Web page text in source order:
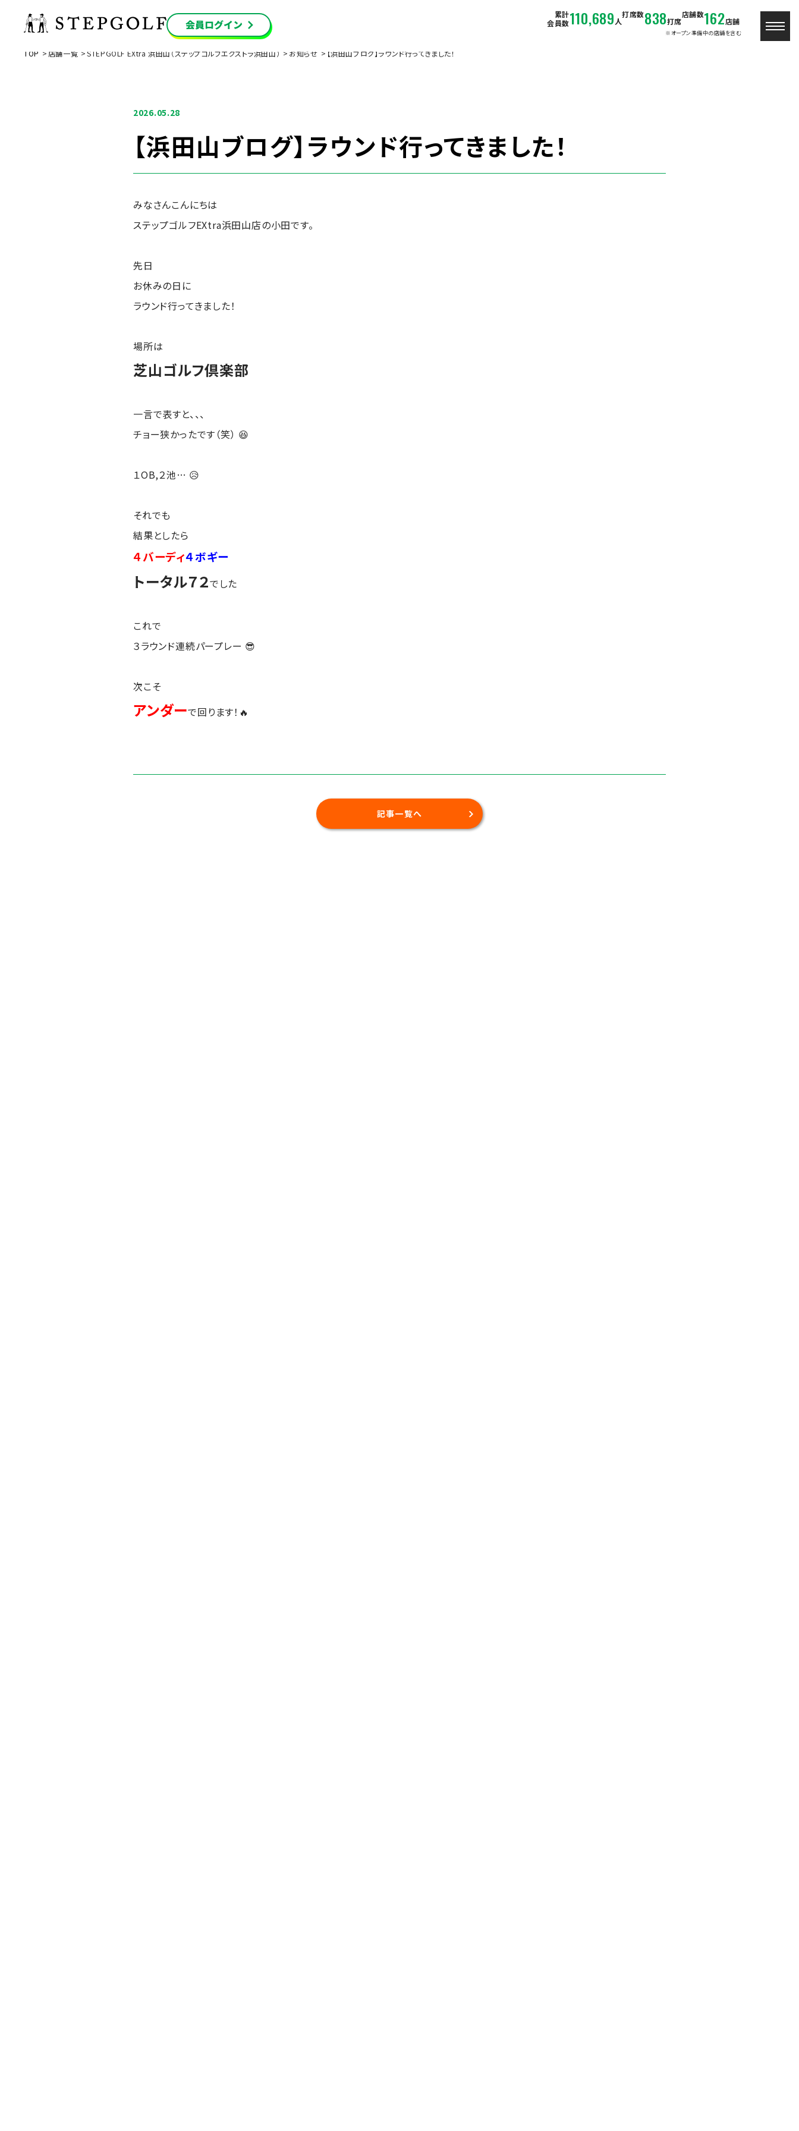
累計
会員数110,689 人
打席数838打席
店舗数162店舗
※オープン準備中の店舗を含む
TOP 店舗一覧 STEPGOLF EXtra 浜田山（ステップゴルフエクストラ浜田山） お知らせ 【浜田山ブログ】ラウンド行ってきました！
2026.05.28
【浜田山ブログ】ラウンド行ってきました！
みなさんこんにちは
ステップゴルフEXtra浜田山店の小田です。
先日
お休みの日に
ラウンド行ってきました！
場所は
芝山ゴルフ倶楽部
一言で表すと、、、
チョー狭かったです（笑） 😆
１OB,２池… 😥
それでも
結果としたら
４バーディ４ボギー
トータル７２でした
これで
３ラウンド連続パープレー 😎
次こそ
アンダーで回ります！🔥
記事一覧へ